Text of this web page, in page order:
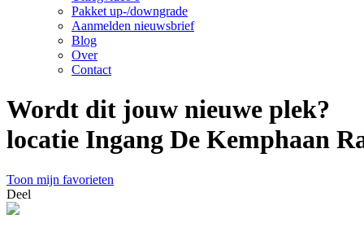
Pakket up-/downgrade
Aanmelden nieuwsbrief
Blog
Over
Contact
Wordt dit jouw nieuwe plek?
locatie Ingang De Kemphaan
Toon mijn favorieten
Deel